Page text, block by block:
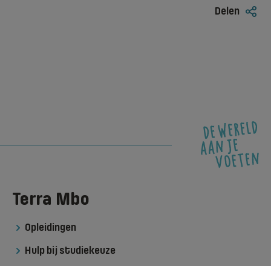
Delen
Terra Mbo
Opleidingen
Hulp bij studiekeuze